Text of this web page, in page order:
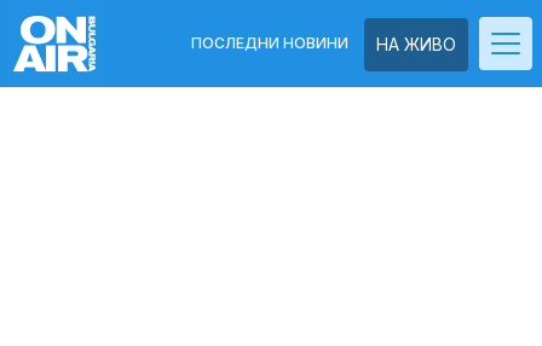
НА ЖИВО
ПОСЛЕДНИ НОВИНИ